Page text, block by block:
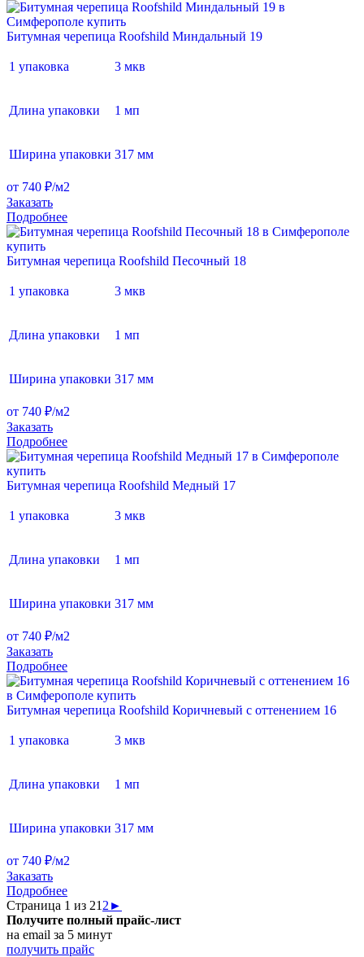
Битумная черепица Roofshild Миндальный 19
1 упаковка 3 мкв
Длина упаковки 1 мп
Ширина упаковки 317 мм
от 740 ₽/м2
Заказать
Подробнее
Битумная черепица Roofshild Песочный 18
1 упаковка 3 мкв
Длина упаковки 1 мп
Ширина упаковки 317 мм
от 740 ₽/м2
Заказать
Подробнее
Битумная черепица Roofshild Медный 17
1 упаковка 3 мкв
Длина упаковки 1 мп
Ширина упаковки 317 мм
от 740 ₽/м2
Заказать
Подробнее
Битумная черепица Roofshild Коричневый с оттенением 16
1 упаковка 3 мкв
Длина упаковки 1 мп
Ширина упаковки 317 мм
от 740 ₽/м2
Заказать
Подробнее
Страница 1 из 21 2 ►
Получите полный прайс-лист
на email за 5 минут
получить прайс